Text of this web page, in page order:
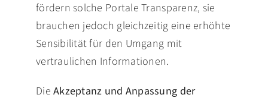
fördern solche Portale Transparenz, sie
brauchen jedoch gleichzeitig eine erhöhte
Sensibilität für den Umgang mit
vertraulichen Informationen.
DieAkzeptanz und Anpassung der